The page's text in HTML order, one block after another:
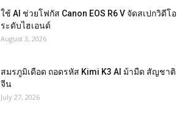
ใช้ AI ช่วยโฟกัส Canon EOS R6 V จัดสเปกวิดีโอ
ระดับไฮเอนด์
August 3, 2026
สมรภูมิเดือด ถอดรหัส Kimi K3 AI ม้ามืด สัญชาติ
จีน
July 27, 2026